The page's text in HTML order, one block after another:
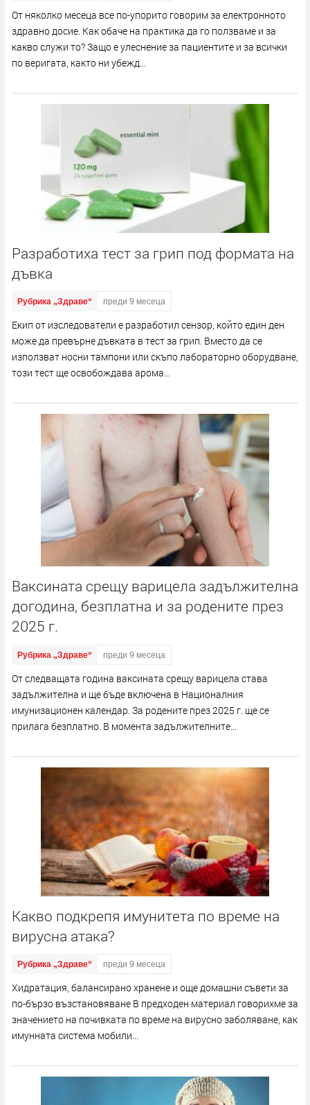
От няколко месеца все по-упорито говорим за електронното
здравно досие. Как обаче на практика да го ползваме и за
какво служи то? Защо е улеснение за пациентите и за всички
по веригата, както ни убежд...
Разработиха тест за грип под формата на
дъвка
Рубрика „Здраве“ преди 9 месеца
Екип от изследователи е разработил сензор, който един ден
може да превърне дъвката в тест за грип. Вместо да се
използват носни тампони или скъпо лабораторно оборудване,
този тест ще освобождава арома...
Ваксината срещу варицела задължителна
догодина, безплатна и за родените през
2025 г.
Рубрика „Здраве“ преди 9 месеца
От следващата година ваксината срещу варицела става
задължителна и ще бъде включена в Националния
имунизационен календар. За родените през 2025 г. ще се
прилага безплатно. В момента задължителните...
Какво подкрепя имунитета по време на
вирусна атака?
Рубрика „Здраве“ преди 9 месеца
Хидратация, балансирано хранене и още домашни съвети за
по-бързо възстановяване В предходен материал говорихме за
значението на почивката по време на вирусно заболяване, как
имунната система мобили...